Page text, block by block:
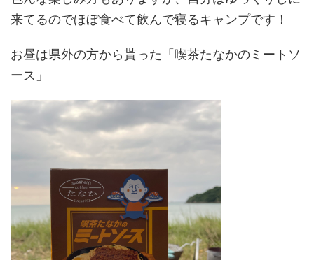
来てるのでほぼ食べて飲んで寝るキャンプです！
お昼は県外の方から貰った「喫茶たなかのミートソ
ース」